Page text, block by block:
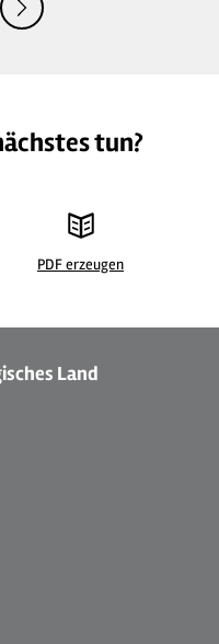
tun?
PDF erzeugen
Land